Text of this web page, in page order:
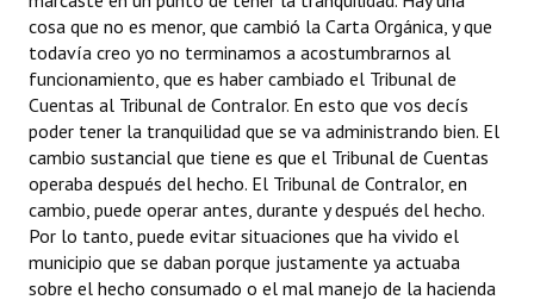
cosa que no es menor, que cambió la Carta Orgánica, y que
todavía creo yo no terminamos a acostumbrarnos al
funcionamiento, que es haber cambiado el Tribunal de
Cuentas al Tribunal de Contralor. En esto que vos decís
poder tener la tranquilidad que se va administrando bien. El
cambio sustancial que tiene es que el Tribunal de Cuentas
operaba después del hecho. El Tribunal de Contralor, en
cambio, puede operar antes, durante y después del hecho.
Por lo tanto, puede evitar situaciones que ha vivido el
municipio que se daban porque justamente ya actuaba
sobre el hecho consumado o el mal manejo de la hacienda